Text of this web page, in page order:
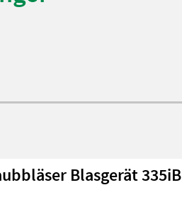
Blasgerät 335iB